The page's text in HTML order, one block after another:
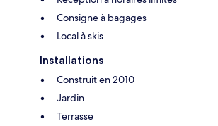
Consigne à bagages
Local à skis
Installations
Construit en 2010
Jardin
Terrasse